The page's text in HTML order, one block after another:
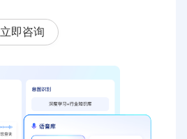
立即咨询